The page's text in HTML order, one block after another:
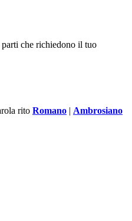
che richiedono il tuo
rito Romano | Ambrosiano